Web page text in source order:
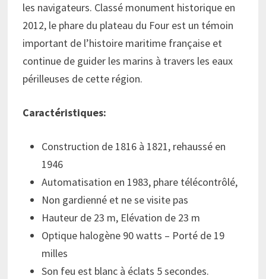
les navigateurs. Classé monument historique en
2012, le phare du plateau du Four est un témoin
important de l’histoire maritime française et
continue de guider les marins à travers les eaux
périlleuses de cette région.
Caractéristiques:
Construction de 1816 à 1821, rehaussé en
1946
Automatisation en 1983, phare télécontrôlé,
Non gardienné et ne se visite pas
Hauteur de 23 m, Elévation de 23 m
Optique halogène 90 watts – Porté de 19
milles
Son feu est blanc à éclats 5 secondes.